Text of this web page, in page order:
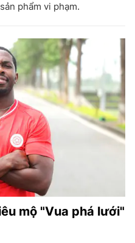
phẩm vi phạm.
mộ "Vua phá lưới"